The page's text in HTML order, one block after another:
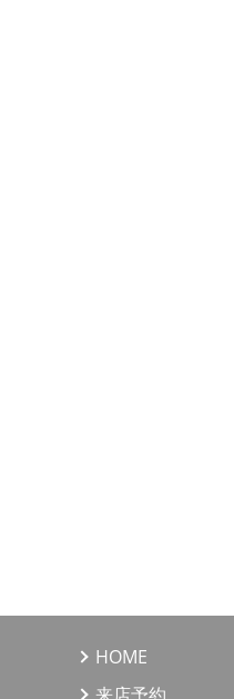
HOME